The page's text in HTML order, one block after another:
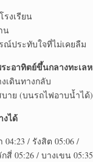
งเรียน
น
ณ์ประทับใจที่ไม่เคยลืม
ะอาทิตย์ขึ้นกลางทะเล
เดินทางกลับ
าย (บนรถไฟอาบน้ำได้)
งได้
04:23 / รังสิต 05:06 /
สี่ 05:26 / บางเขน